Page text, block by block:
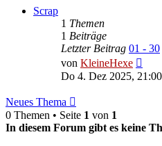
Scrap
1 Themen
1 Beiträge
Letzter Beitrag 01 - 30
von KleineHexe
Do 4. Dez 2025, 21:00
Neues Thema
0 Themen • Seite 1 von 1
In diesem Forum gibt es keine